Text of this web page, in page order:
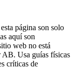
página son solo
aquí son
web no está
Usa guías físicas
críticas de